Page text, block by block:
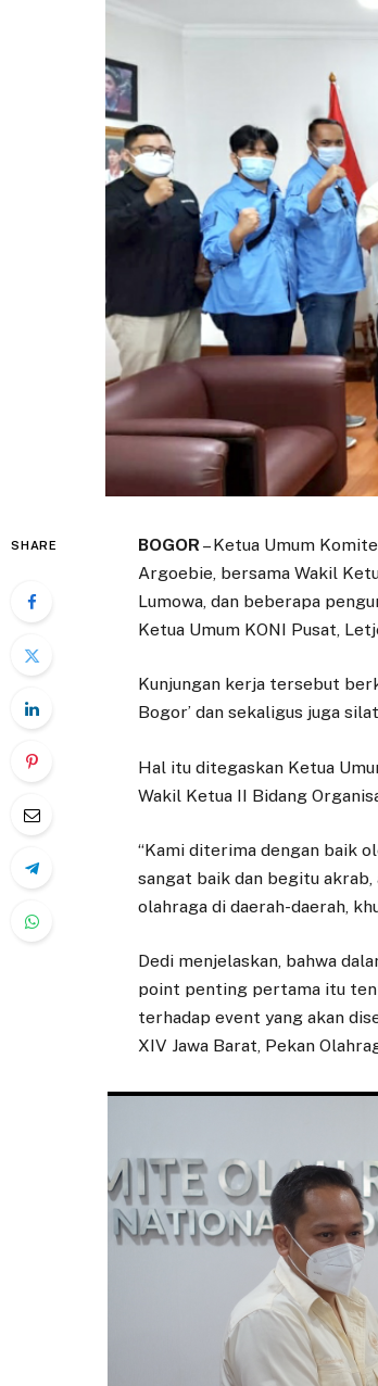
SHARE BOGOR – Ketua Umum
Argoebie, bersama Wakil
Lumowa, dan beberapa
Ketua Umum KONI Pusat,
Kunjungan kerja tersebut
Bogor’ dan sekaligus juga
Hal itu ditegaskan Ketua
Wakil Ketua II Bidang
“Kami diterima dengan baik
sangat baik dan begitu
olahraga di daerah-daerah,
Dedi menjelaskan, bahwa
point penting pertama itu
terhadap event yang akan
XIV Jawa Barat, Pekan